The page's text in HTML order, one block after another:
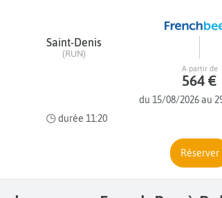
Saint-Denis
(RUN)
du 15/08/2026 au
durée 11:20
A partir de
564 €
Réserver